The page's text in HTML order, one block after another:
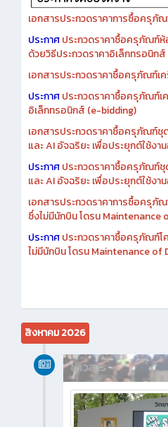
เอกสารประกวดราคาการซื้อครุ
ประกาศประกวดราคาซื้อครุภัณฑ์
ด้วยวิธีประกวดราคาอิเล็กทรอนิก
เอกสารประกวดราคาซื้อครุภัณฑ์
ประกาศประกวดราคาซื้อครุภัณฑ์เ
อิเล็กทรอนิกส์ (e-bidding)
เอกสารประกวดราคาซื้อครุภัณฑ์
และ AI อัจฉริยะ เพื่อประยุกต์ใช้ง
ประกาศประกวดราคาซื้อครุภัณฑ์
และ AI อัจฉริยะ เพื่อประยุกต์ใช้ง
เอกสารประกวดราคาการซื้อครุภั
ซึ่งไม่มีนักบิน โดรน
ประกาศประกวดราคาซื้อครุภัณฑ์
ไม่มีนักบิน โดรน Maintenance of
สิงหาคม 2026
ข่าวสาร